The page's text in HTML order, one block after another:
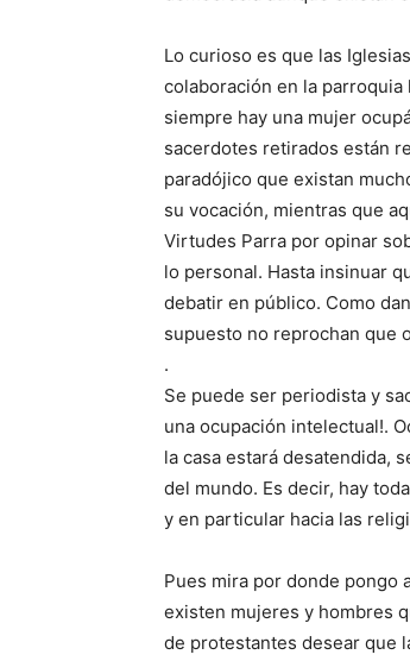
Lo curioso es que las
colaboración en la
siempre hay una mujer
sacerdotes retirados están
paradójico que existan
su vocación, mientras que
Virtudes Parra por opinar
lo personal. Hasta insinuar
debatir en público. Como
supuesto no reprochan que
.
Se puede ser periodista y
una ocupación intelectual!.
la casa estará desatendida,
del mundo. Es decir, hay
y en particular hacia las
Pues mira por donde pongo
existen mujeres y hombres
de protestantes desear que